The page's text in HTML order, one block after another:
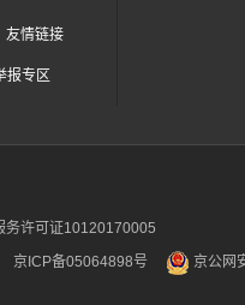
友情链接
报专区
务许可证10120170005
京ICP备05064898号 京公网